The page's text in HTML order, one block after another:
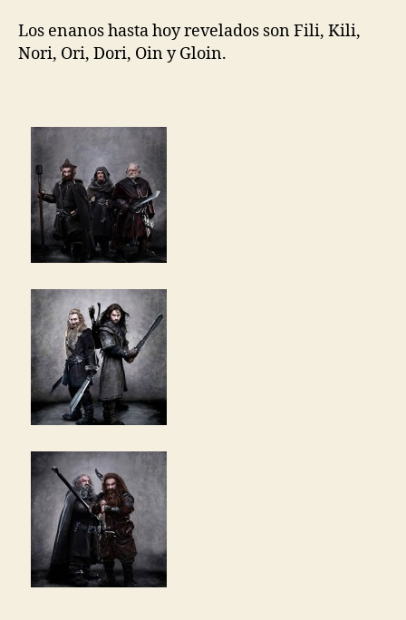
Los enanos hasta hoy revelados son Fili, Kili,
Nori, Ori, Dori, Oin y Gloin.